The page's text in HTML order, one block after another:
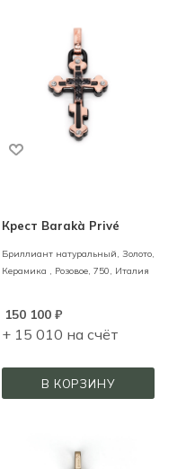
Крест Barakà Privé
Бриллиант натуральный, Золото,
Керамика ,
Розовое, 750, Италия
150 100₽
+ 15 010 на счёт
В КОРЗИНУ